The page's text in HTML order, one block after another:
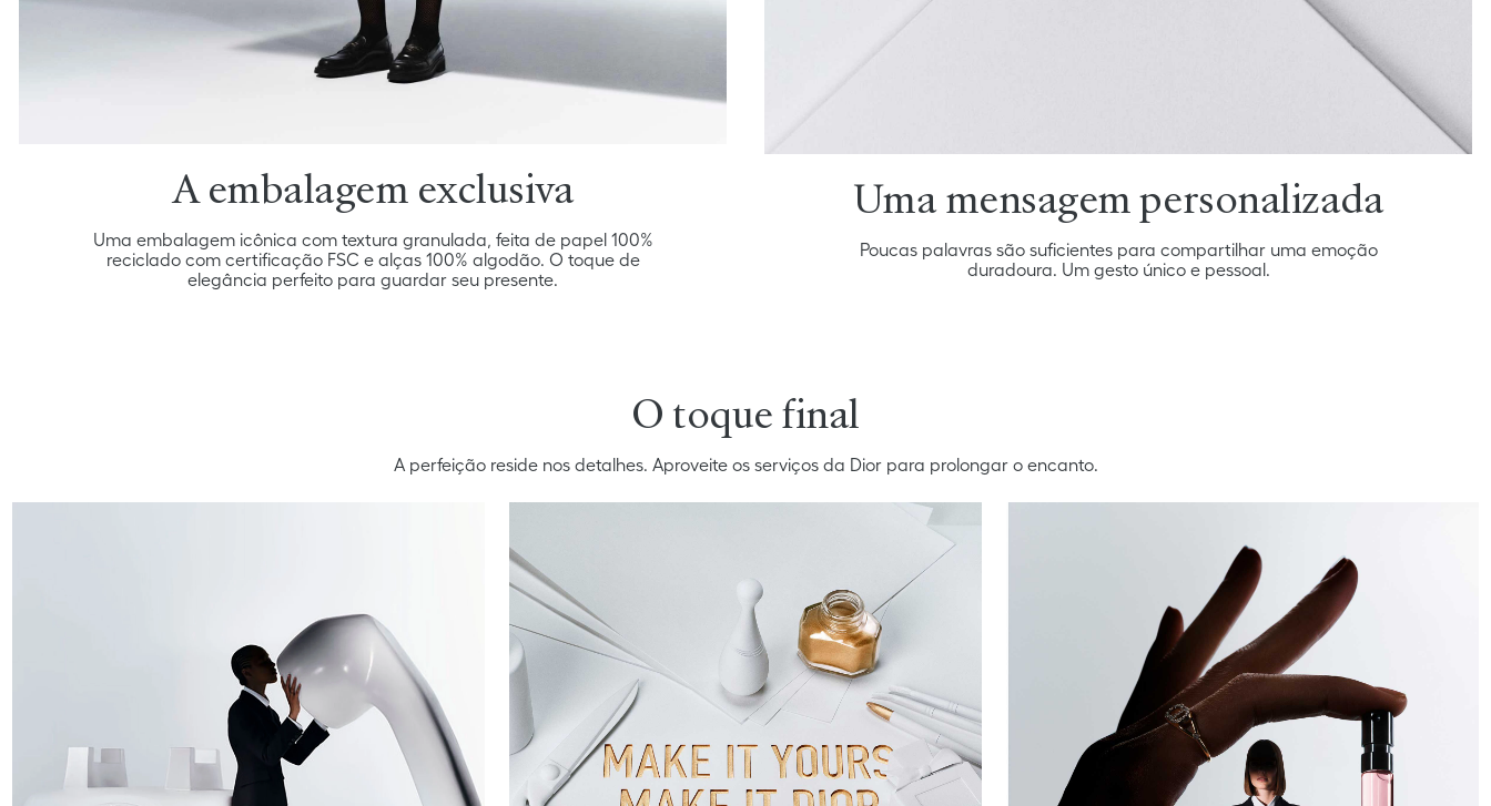
A embalagem exclusiva
Uma embalagem icônica com textura granulada, feita de papel 100%
reciclado com certificação FSC e alças 100% algodão. O toque de
elegância perfeito para guardar seu presente.
Uma mensagem personalizada
Poucas palavras são suficientes para compartilhar uma emoção
duradoura. Um gesto único e pessoal.
O toque final
A perfeição reside nos detalhes. Aproveite os serviços da Dior para prolongar o encanto.